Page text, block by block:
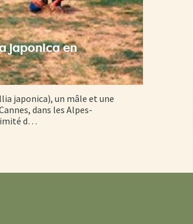
japonica en
japonica), un mâle et une
dans les Alpes-
d…